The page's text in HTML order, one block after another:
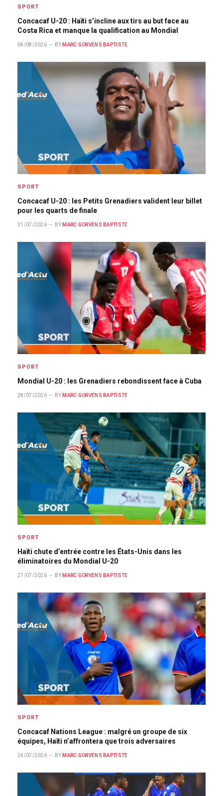
SPORT
Concacaf U-20 : Haïti s’incline aux tirs au but face au
Costa Rica et manque la qualification au Mondial
04/08/2026 BY MARC GORVENS BAPTISTE
SPORT
Concacaf U-20 : les Petits Grenadiers valident leur billet
pour les quarts de finale
31/07/2026 BY MARC GORVENS BAPTISTE
SPORT
Mondial U-20 : les Grenadiers rebondissent face à Cuba
28/07/2026 BY MARC GORVENS BAPTISTE
SPORT
Haïti chute d’entrée contre les États-Unis dans les
éliminatoires du Mondial U-20
27/07/2026 BY MARC GORVENS BAPTISTE
SPORT
Concacaf Nations League : malgré un groupe de six
équipes, Haïti n’affrontera que trois adversaires
24/07/2026 BY MARC GORVENS BAPTISTE